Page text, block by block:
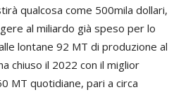
qualcosa come 500mila dollari,
al miliardo già speso per lo
lontane 92 MT di produzione al
chiuso il 2022 con il miglior
MT quotidiane, pari a circa